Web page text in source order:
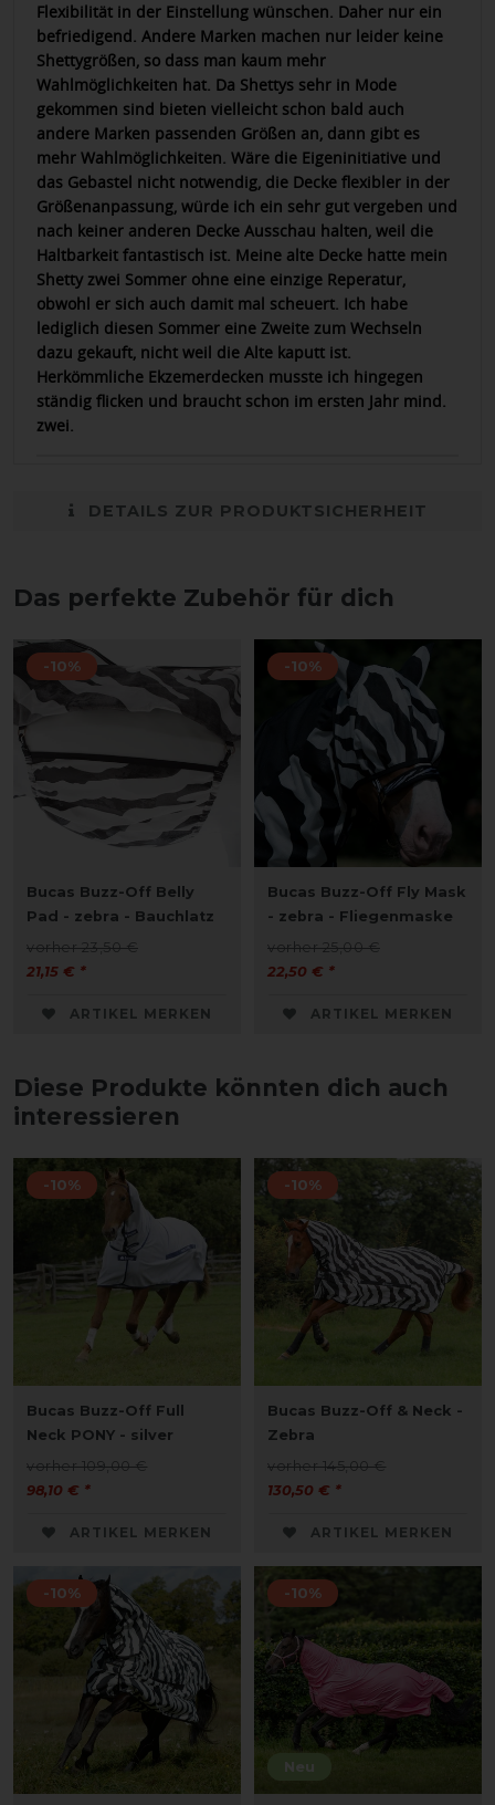
Flexibilität in der Einstellung wünschen. Daher nur ein
befriedigend. Andere Marken machen nur leider keine
Shettygrößen, so dass man kaum mehr
Wahlmöglichkeiten hat. Da Shettys sehr in Mode
gekommen sind bieten vielleicht schon bald auch
andere Marken passenden Größen an, dann gibt es
mehr Wahlmöglichkeiten. Wäre die Eigeninitiative und
das Gebastel nicht notwendig, die Decke flexibler in der
Größenanpassung, würde ich ein sehr gut vergeben und
nach keiner anderen Decke Ausschau halten, weil die
Haltbarkeit fantastisch ist. Meine alte Decke hatte mein
Shetty zwei Sommer ohne eine einzige Reperatur,
obwohl er sich auch damit mal scheuert. Ich habe
lediglich diesen Sommer eine Zweite zum Wechseln
dazu gekauft, nicht weil die Alte kaputt ist.
Herkömmliche Ekzemerdecken musste ich hingegen
ständig flicken und braucht schon im ersten Jahr mind.
zwei.
DETAILS ZUR PRODUKTSICHERHEIT
Das perfekte Zubehör für dich
-10%
Bucas Buzz-Off Belly
Pad - zebra - Bauchlatz
vorher 23,50 €
21,15 € *
ARTIKEL MERKEN
-10%
Bucas Buzz-Off Fly Mask
- zebra - Fliegenmaske
vorher 25,00 €
22,50 € *
ARTIKEL MERKEN
Diese Produkte könnten dich auch
interessieren
-10%
Bucas Buzz-Off Full
Neck PONY - silver
vorher 109,00 €
98,10 € *
ARTIKEL MERKEN
-10%
Bucas Buzz-Off & Neck -
Zebra
vorher 145,00 €
130,50 € *
ARTIKEL MERKEN
-10%
Neu
-10%